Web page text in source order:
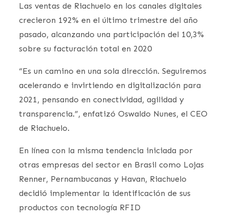
Las ventas de Riachuelo en los canales digitales
crecieron 192% en el último trimestre del año
pasado, alcanzando una participación del 10,3%
sobre su facturación total en 2020
“Es un camino en una sola dirección. Seguiremos
acelerando e invirtiendo en digitalización para
2021, pensando en conectividad, agilidad y
transparencia.”, enfatizó Oswaldo Nunes, el CEO
de Riachuelo.
En línea con la misma tendencia iniciada por
otras empresas del sector en Brasil como Lojas
Renner, Pernambucanas y Havan, Riachuelo
decidió implementar la identificación de sus
productos con tecnología RFID